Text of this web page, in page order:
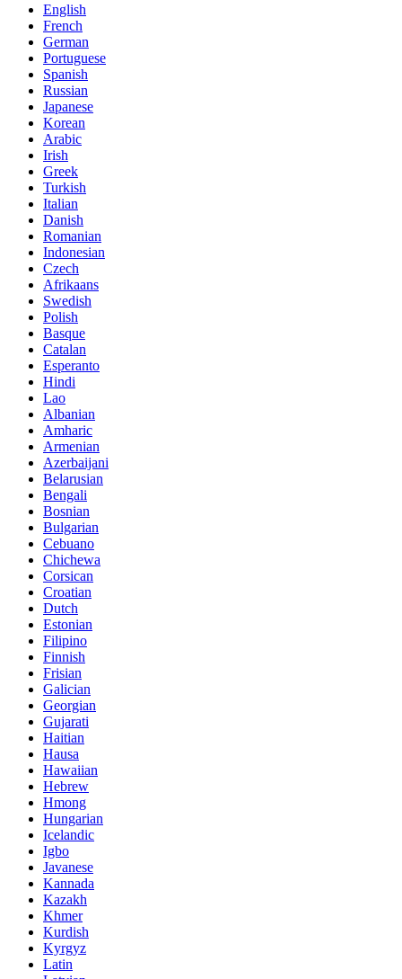
English
French
German
Portuguese
Spanish
Russian
Japanese
Korean
Arabic
Irish
Greek
Turkish
Italian
Danish
Romanian
Indonesian
Czech
Afrikaans
Swedish
Polish
Basque
Catalan
Esperanto
Hindi
Lao
Albanian
Amharic
Armenian
Azerbaijani
Belarusian
Bengali
Bosnian
Bulgarian
Cebuano
Chichewa
Corsican
Croatian
Dutch
Estonian
Filipino
Finnish
Frisian
Galician
Georgian
Gujarati
Haitian
Hausa
Hawaiian
Hebrew
Hmong
Hungarian
Icelandic
Igbo
Javanese
Kannada
Kazakh
Khmer
Kurdish
Kyrgyz
Latin